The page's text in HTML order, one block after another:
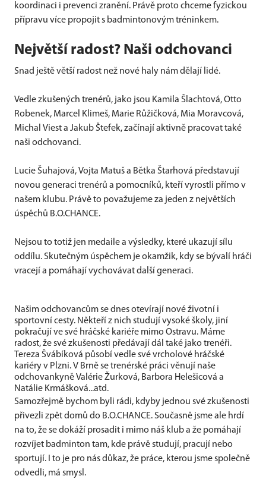
koordinaci i prevenci zranění. Právě proto chceme fyzickou
přípravu více propojit s badmintonovým tréninkem.
Největší radost? Naši odchovanci
Snad ještě větší radost než nové haly nám dělají lidé.
Vedle zkušených trenérů, jako jsou Kamila Šlachtová, Otto
Robenek, Marcel Klimeš, Marie Růžičková, Mia Moravcová,
Michal Viest a Jakub Štefek, začínají aktivně pracovat také
naši odchovanci.
Lucie Šuhajová, Vojta Matuš a Bětka Štarhová představují
novou generaci trenérů a pomocníků, kteří vyrostli přímo v
našem klubu. Právě to považujeme za jeden z největších
úspěchů B.O.CHANCE.
Nejsou to totiž jen medaile a výsledky, které ukazují sílu
oddílu. Skutečným úspěchem je okamžik, kdy se bývalí hráči
vracejí a pomáhají vychovávat další generaci.
Našim odchovancům se dnes otevírají nové životní i
sportovní cesty. Někteří z nich studují vysoké školy, jiní
pokračují ve své hráčské kariéře mimo Ostravu. Máme
radost, že své zkušenosti předávají dál také jako trenéři.
Tereza Švábíková působí vedle své vrcholové hráčské
kariéry v Plzni. V Brně se trenérské práci věnují naše
odchovankyně Valérie Žurková, Barbora Helešicová a
Natálie Krmášková...atd.
Samozřejmě bychom byli rádi, kdyby jednou své zkušenosti
přivezli zpět domů do B.O.CHANCE. Současně jsme ale hrdí
na to, že se dokáží prosadit i mimo náš klub a že pomáhají
rozvíjet badminton tam, kde právě studují, pracují nebo
sportují. I to je pro nás důkaz, že práce, kterou jsme společně
odvedli, má smysl.